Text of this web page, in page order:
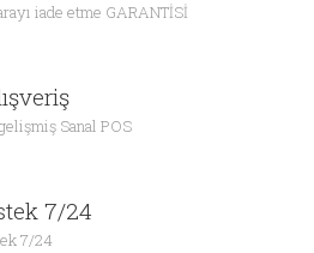
iade etme GARANTİSİ
Sanal POS
7/24
7/24